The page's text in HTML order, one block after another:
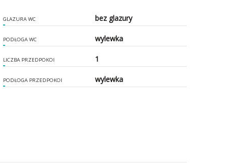
GLAZURA WC bez glazury
PODŁOGA WC wylewka
LICZBA PRZEDPOKOI 1
PODŁOGA PRZEDPOKOI wylewka